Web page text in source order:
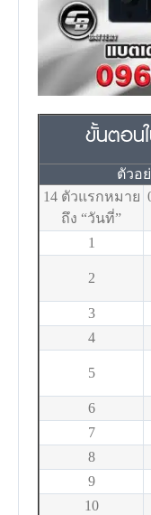
ขั้นตอน
ตัวอ
14 ตัวแรกหมาย
ถึง “วันที่”
1
2
3
4
5
6
7
8
9
10